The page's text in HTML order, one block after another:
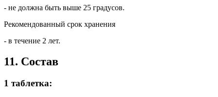
- не должна быть выше 25 градусов.
Рекомендованный срок хранения
- в течение 2 лет.
11. Состав
1 таблетка: